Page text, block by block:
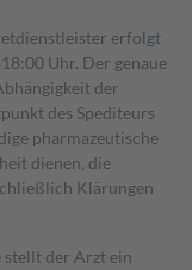
erfolgt
Uhr. Der genaue
der
des Spediteurs
pharmazeutische
dienen, die
Klärungen
der Arzt ein